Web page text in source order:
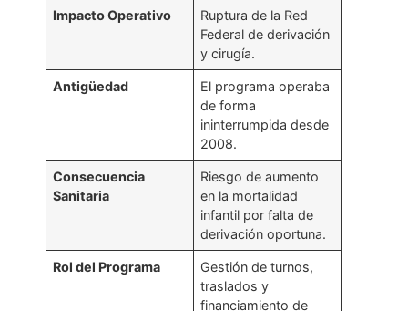
Impacto Operativo
Ruptura de la Red
Federal de derivación
y cirugía.
Antigüedad
El programa operaba
de forma
ininterrumpida desde
2008.
Consecuencia
Sanitaria
Riesgo de aumento
en la mortalidad
infantil por falta de
derivación oportuna.
Rol del Programa
Gestión de turnos,
traslados y
financiamiento de